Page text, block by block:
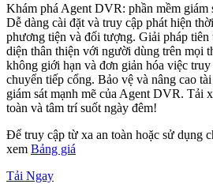
Khám phá Agent DVR: phần mềm giám
Dễ dàng cài đặt và truy cập phát hiện
phương tiện và đối tượng. Giải pháp tiên
diện thân thiện với người dùng trên mọi
không giới hạn và đơn giản hóa việc
chuyển tiếp cổng. Bảo vệ và nâng cao
giám sát mạnh mẽ của Agent DVR. Tải
toàn và tâm trí suốt ngày đêm!
Để truy cập từ xa an toàn hoặc sử dụng
xem Bảng giá
Tải Ngay